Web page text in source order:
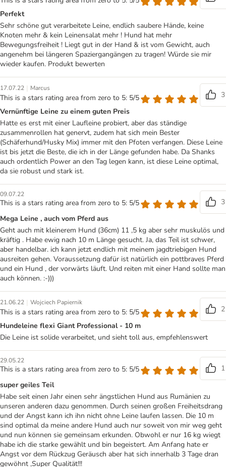
Perfekt
Sehr schöne gut verarbeitete Leine, endlich saubere Hände, keine
Knoten mehr & kein Leinensalat mehr ! Hund hat mehr
Bewegungsfreiheit ! Liegt gut in der Hand & ist vom Gewicht, auch
angenehm bei längeren Spaziergangängen zu tragen! Würde sie mir
wieder kaufen. Produkt bewerten
17.07.22 | Marcus
This is a stars rating area from zero to 5: 5/5
3
Vernünftige Leine zu einem guten Preis
Hatte es erst mit einer Laufleine probiert, aber das ständige
zusammenrollen hat genervt, zudem hat sich mein Bester
(Schäferhund/Husky Mix) immer mit den Pfoten verfangen. Diese Leine
ist bis jetzt die Beste, die ich in der Länge gefunden habe. Da Shanks
auch ordentlich Power an den Tag legen kann, ist diese Leine optimal,
da sie robust und stark ist.
09.07.22
This is a stars rating area from zero to 5: 5/5
3
Mega Leine , auch vom Pferd aus
Geht auch mit kleinerem Hund (36cm) 11 ,5 kg aber sehr muskulös und
kräftig . Habe ewig nach 10 m Länge gesucht. Ja, das Teil ist schwer,
aber handelbar. ich kann jetzt endlich mit meinem jagdtriebigen Hund
ausreiten gehen. Voraussetzung dafür ist natürlich ein pottbraves Pferd
und ein Hund , der vorwärts läuft. Und reiten mit einer Hand sollte man
auch können. :-)))
21.06.22 | Wojciech Papiernik
This is a stars rating area from zero to 5: 5/5
2
Hundeleine flexi Giant Professional - 10 m
Die Leine ist solide verarbeitet, und sieht toll aus, empfehlenswert
29.05.22
This is a stars rating area from zero to 5: 5/5
1
super geiles Teil
Habe seit einen Jahr einen sehr ängstlichen Hund aus Rumänien zu
unseren anderen dazu genommen. Durch seinen großen Freiheitsdrang
und der Angst kann ich ihn nicht ohne Leine laufen lassen. Die 10 m
sind optimal da meine andere Hund auch nur soweit von mir weg geht
und nun können sie gemeinsam erkunden. Obwohl er nur 16 kg wiegt
habe ich die starke gewählt und bin begeistert. Am Anfang hate er
Angst vor dem Rückzug Geräusch aber hat sich innerhalb 3 Tage dran
gewöhnt ,Super Qualität!!!